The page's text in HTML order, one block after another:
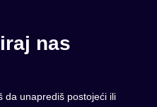
nas
da unaprediš postojeći ili